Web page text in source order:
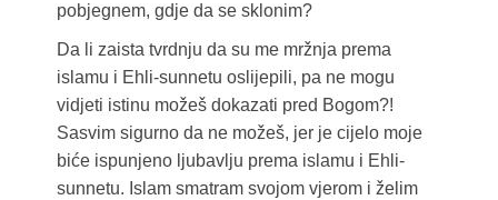
pobjegnem, gdje da se sklonim?
Da li zaista tvrdnju da su me mržnja prema
islamu i Ehli-sunnetu oslijepili, pa ne mogu
vidjeti istinu možeš dokazati pred Bogom?!
Sasvim sigurno da ne možeš, jer je cijelo moje
biće ispunjeno ljubavlju prema islamu i Ehli-
sunnetu. Islam smatram svojom vjerom i želim